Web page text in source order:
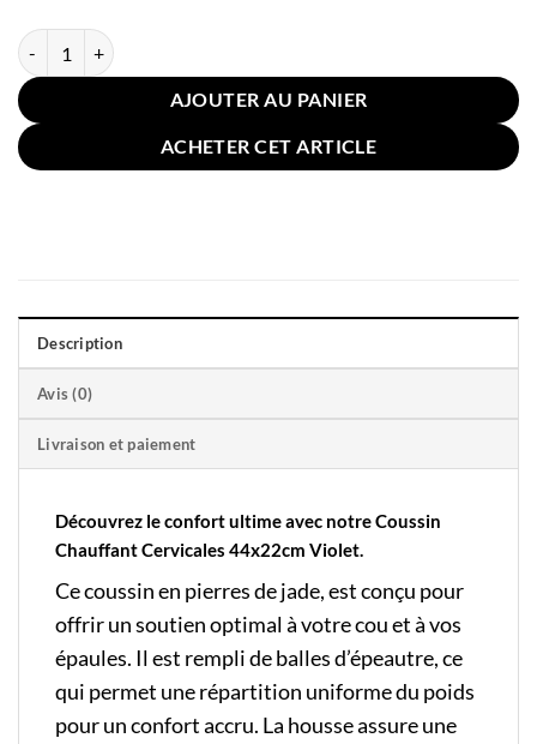
quantité de Coussin Chauffant Cervicales 44x22cm Violet
AJOUTER AU PANIER
ACHETER CET ARTICLE
Description
Avis (0)
Livraison et paiement
Découvrez le confort ultime avec notreCoussin
Chauffant Cervicales 44x22cm Violet.
Ce coussin en pierres de jade, est conçu pour
offrir un soutien optimal à votre cou et à vos
épaules. Il est rempli de balles d’épeautre, ce
qui permet une répartition uniforme du poids
pour un confort accru. La housse assure une